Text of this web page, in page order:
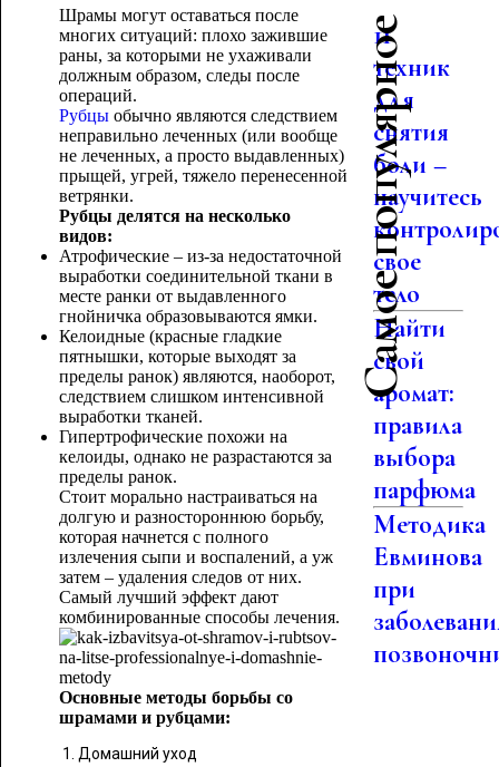
Шрамы могут оставаться после
многих ситуаций: плохо зажившие
раны, за которыми не ухаживали
должным образом, следы после
операций.
Рубцыобычно являются следствием
неправильно леченных (или вообще
не леченных, а просто выдавленных)
прыщей, угрей, тяжело перенесенной
ветрянки.
Рубцы делятся на несколько
видов:
Атрофические – из-за недостаточной
выработки соединительной ткани в
месте ранки от выдавленного
гнойничка образовываются ямки.
Келоидные (красные гладкие
пятнышки, которые выходят за
пределы ранок) являются, наоборот,
следствием слишком интенсивной
выработки тканей.
Гипертрофические похожи на
келоиды, однако не разрастаются за
пределы ранок.
Стоит морально настраиваться на
долгую и разностороннюю борьбу,
которая начнется с полного
излечения сыпи и воспалений, а уж
затем – удаления следов от них.
Самый лучший эффект дают
комбинированные способы лечения.
Основные методы борьбы со
шрамами и рубцами:
Домашний уход
Самое популярное
11
техник
для
снятия
боли –
научитесь
свое
тело
Найти
свой
аромат:
правила
выбора
парфюма
Методика
Евминова
при